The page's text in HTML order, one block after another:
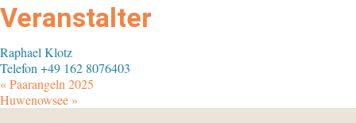
Veranstalter
Raphael Klotz
Telefon +49 162 8076403
«Paarangeln 2025
Huwenowsee »